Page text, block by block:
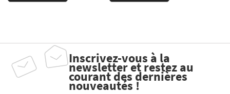
Inscrivez-vous à la
newsletter et restez au
courant des dernières
nouveautés !